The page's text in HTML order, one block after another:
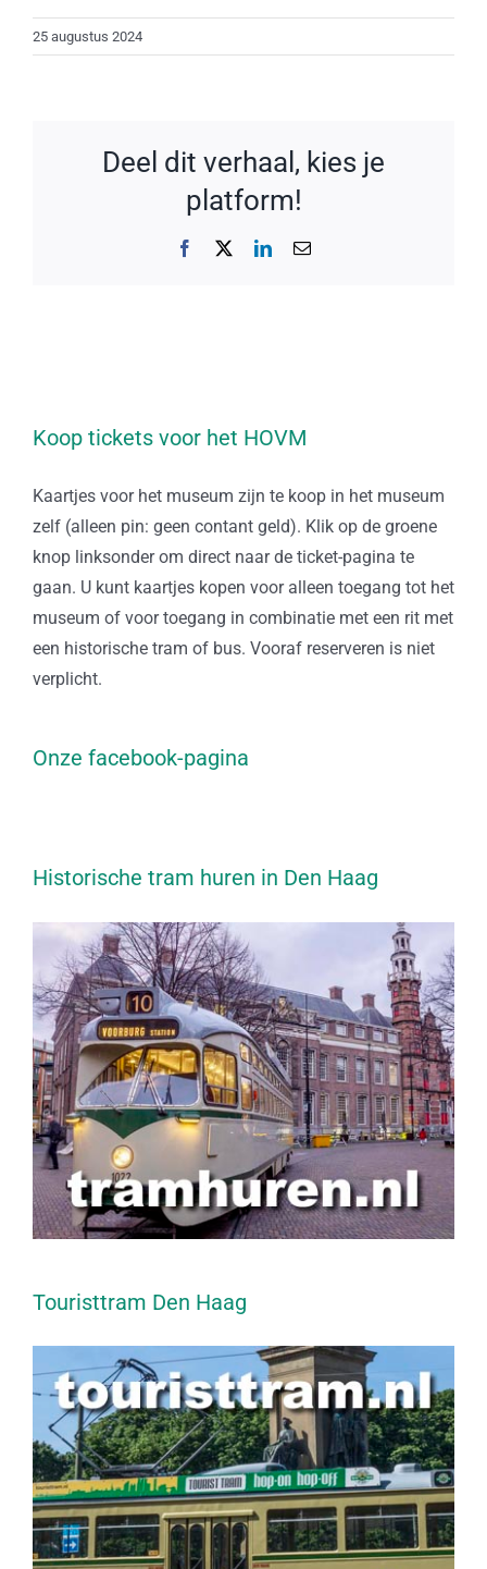
25 augustus 2024
Deel dit verhaal, kies je
platform!
Facebook LinkedIn
E-
Koop tickets voor het HOVM
Kaartjes voor het museum zijn te koop in het museum
zelf (alleen pin: geen contant geld). Klik op de groene
knop linksonder om direct naar de ticket-pagina te
gaan. U kunt kaartjes kopen voor alleen toegang tot het
museum of voor toegang in combinatie met een rit met
een historische tram of bus. Vooraf reserveren is niet
verplicht.
Onze facebook-pagina
Historische tram huren in Den Haag
Touristtram Den Haag